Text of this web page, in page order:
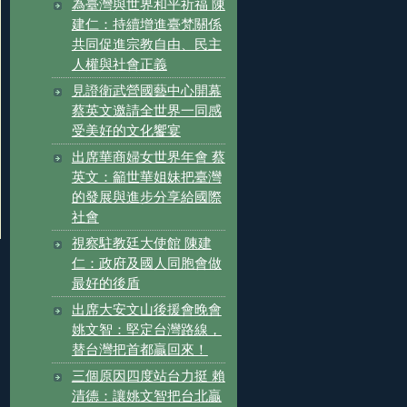
為臺灣與世界和平祈福 陳
建仁：持續增進臺梵關係
共同促進宗教自由、民主
人權與社會正義
見證衛武營國藝中心開幕
蔡英文邀請全世界一同感
受美好的文化饗宴
出席華商婦女世界年會 蔡
英文：籲世華姐妹把臺灣
的發展與進步分享給國際
社會
視察駐教廷大使館 陳建
仁：政府及國人同胞會做
最好的後盾
出席大安文山後援會晚會
姚文智：堅定台灣路線，
替台灣把首都贏回來！
三個原因四度站台力挺 賴
清德：讓姚文智把台北贏